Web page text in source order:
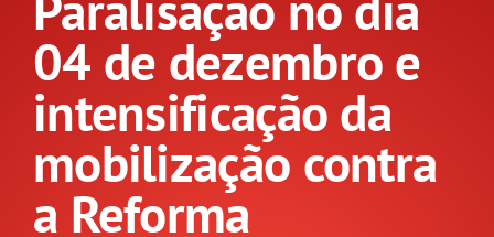
Setor jurídico
CONGRESSOS
GREVE
DOCUMENTOS
04 de dezembro e
intensificação da
mobilização contra
a Reforma